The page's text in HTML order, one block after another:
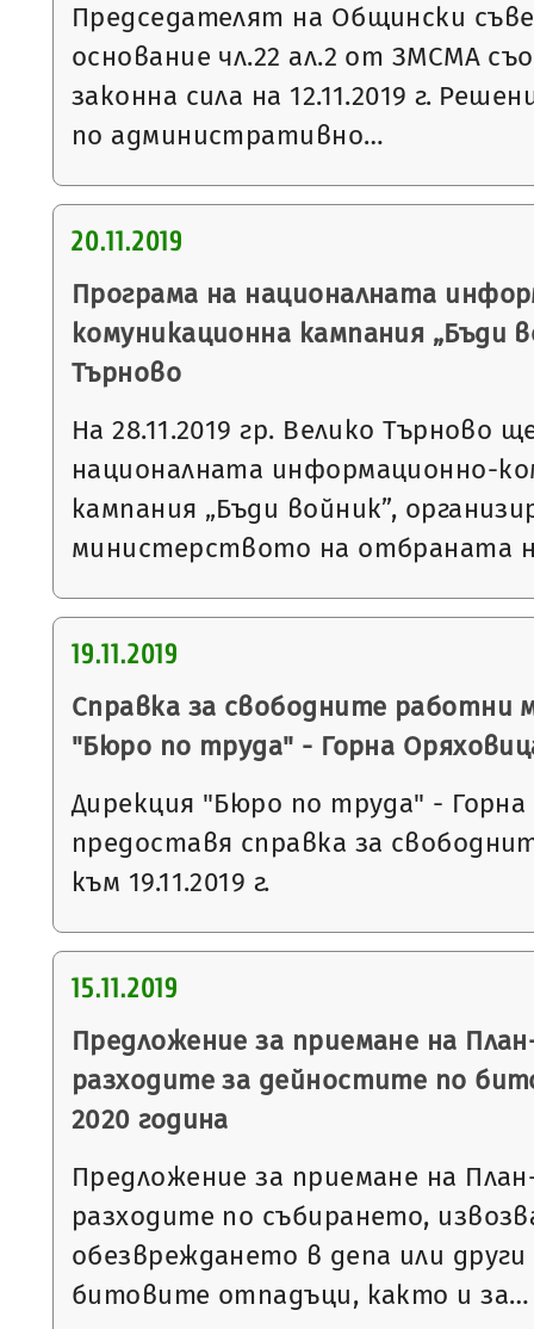
Председателят на Общински
основание чл.22 ал.2 от ЗМСМА
законна сила на 12.11.2019 г.
по административно…
20.11.2019
Програма на националната
комуникационна кампания „Бъди
Търново
На 28.11.2019 гр. Велико Търново
националната информационно-
кампания „Бъди войник”,
министерството на отбраната
19.11.2019
Справка за свободните работни
"Бюро по труда" - Горна
Дирекция "Бюро по труда" -
предоставя справка за
към 19.11.2019 г.
15.11.2019
Предложение за приемане на
разходите за дейностите по
2020 година
Предложение за приемане на
разходите по събирането,
обезвреждането в депа или
битовите отпадъци, както и за…